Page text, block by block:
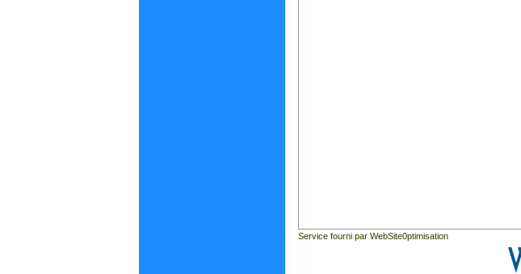
Service fourni par WebSite0ptimisation